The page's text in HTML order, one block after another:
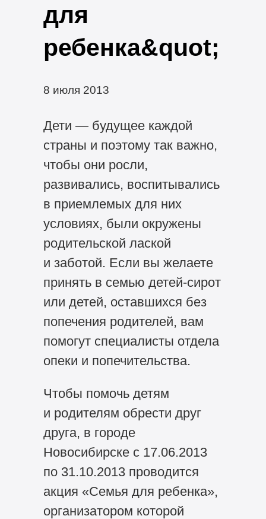
для
ребенка&quot;
8 июля 2013
Дети — будущее каждой
страны и поэтому так важно,
чтобы они росли,
развивались, воспитывались
в приемлемых для них
условиях, были окружены
родительской лаской
и заботой. Если вы желаете
принять в семью детей-сирот
или детей, оставшихся без
попечения родителей, вам
помогут специалисты отдела
опеки и попечительства.
Чтобы помочь детям
и родителям обрести друг
друга, в городе
Новосибирске с 17.06.2013
по 31.10.2013 проводится
акция «Семья для ребенка»,
организатором которой